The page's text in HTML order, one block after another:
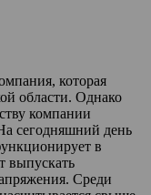
которая
области. Однако
компании
сегодняшний день
в
выпускать
Среди